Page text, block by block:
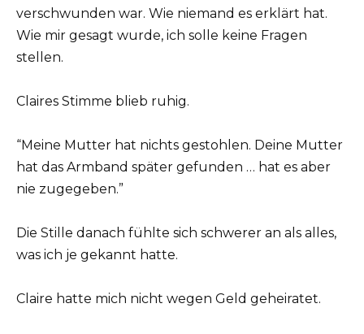
verschwunden war. Wie niemand es erklärt hat.
Wie mir gesagt wurde, ich solle keine Fragen
stellen.
Claires Stimme blieb ruhig.
“Meine Mutter hat nichts gestohlen. Deine Mutter
hat das Armband später gefunden … hat es aber
nie zugegeben.”
Die Stille danach fühlte sich schwerer an als alles,
was ich je gekannt hatte.
Claire hatte mich nicht wegen Geld geheiratet.